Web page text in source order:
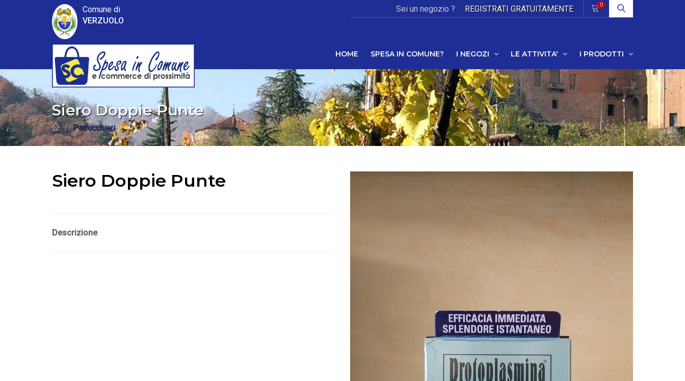
Comune di
VERZUOLO
Sei un negozio ? REGISTRATI GRATUITAMENTE 0
HOME SPESA IN COMUNE? I NEGOZI LE ATTIVITA' I PRODOTTI
Siero Doppie Punte
Parrucchieri
Siero Doppie Punte
Descrizione